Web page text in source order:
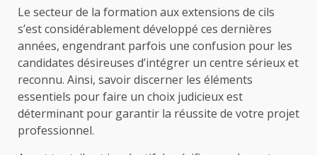
Le secteur de la formation aux extensions de cils
s’est considérablement développé ces dernières
années, engendrant parfois une confusion pour les
candidates désireuses d’intégrer un centre sérieux et
reconnu. Ainsi, savoir discerner les éléments
essentiels pour faire un choix judicieux est
déterminant pour garantir la réussite de votre projet
professionnel.